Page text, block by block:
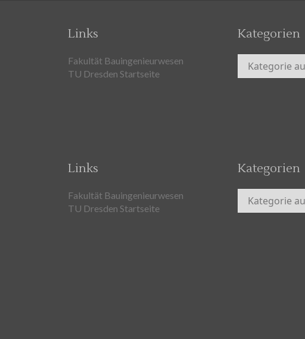
Links
Fakultät Bauingenieurwesen
TU Dresden Startseite
Kategorien
Kategorien
Links
Fakultät Bauingenieurwesen
TU Dresden Startseite
Kategorien
Kategorien